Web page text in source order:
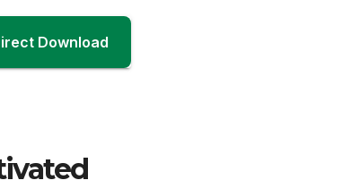
Download